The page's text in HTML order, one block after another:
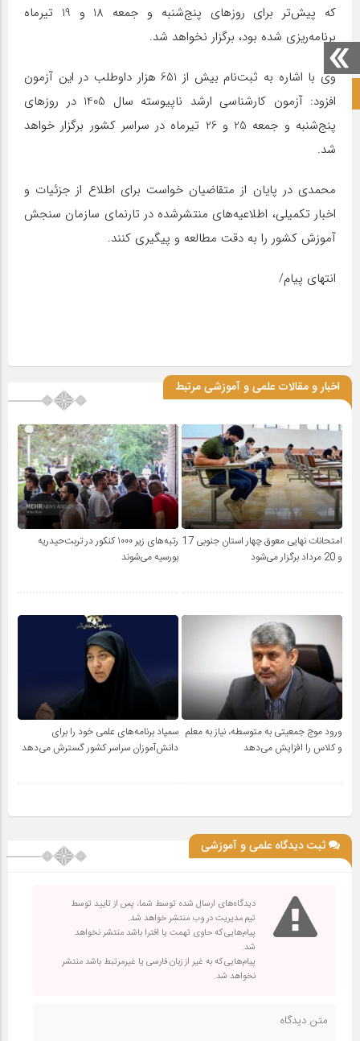
صفحه نخست آکادمی علمی
که پیش‌تر برای روزهای پنج‌شنبه و جمعه 18 و 19 تیرماه
برنامه‌ریزی شده بود، برگزار نخواهد شد.
وی با اشاره به ثبت‌نام بیش از 651 هزار داوطلب در این آزمون
افزود: آزمون کارشناسی ارشد ناپیوسته سال 1405 در روزهای
پنج‌شنبه و جمعه 25 و 26 تیرماه در سراسر کشور برگزار خواهد
شد.
محمدی در پایان از متقاضیان خواست برای اطلاع از جزئیات و
اخبار تکمیلی، اطلاعیه‌های منتشرشده در تارنمای سازمان سنجش
آموزش کشور را به دقت مطالعه و پیگیری کنند.
انتهای پیام/
اخبار و مقالات علمی و آموزشی مرتبط
امتحانات نهایی معوق چهار استان جنوبی 17
و 20 مرداد برگزار می‌شود
رتبه‌های زیر ۱۰۰۰ کنکور در تربت‌حیدریه
بورسیه می‌شوند
ورود موج جمعیتی به متوسطه، نیاز به معلم
و کلاس را افزایش می‌دهد
سمپاد برنامه‌های علمی خود را برای
دانش‌آموزان سراسر کشور گسترش می‌دهد
ثبت دیدگاه علمی و آموزشی
دیدگاه‌های ارسال شده توسط شما، پس از تایید توسط
تیم مدیریت در وب منتشر خواهد شد.
پیام‌هایی که حاوی تهمت یا افترا باشد منتشر نخواهد
شد.
پیام‌هایی که به غیر از زبان فارسی یا غیرمرتبط باشد منتشر
نخواهد شد.